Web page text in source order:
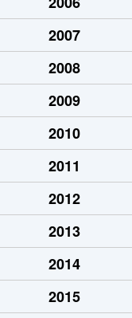
2007
2008
2009
2010
2011
2012
2013
2014
2015